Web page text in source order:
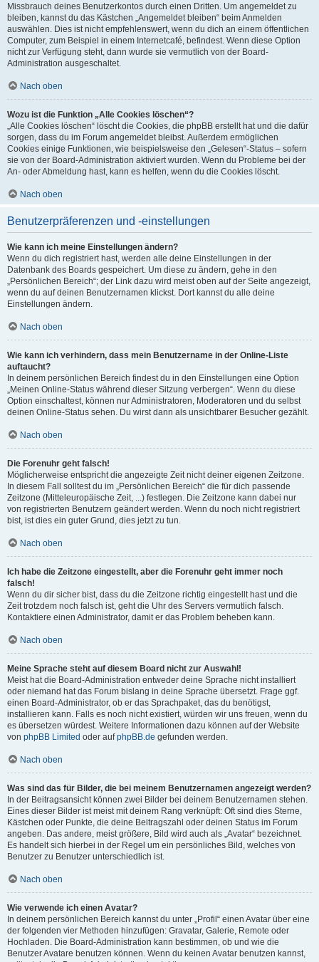
Missbrauch deines Benutzerkontos durch einen Dritten. Um angemeldet zu
bleiben, kannst du das Kästchen „Angemeldet bleiben“ beim Anmelden
auswählen. Dies ist nicht empfehlenswert, wenn du dich an einem öffentlichen
Computer, zum Beispiel in einem Internetcafé, befindest. Wenn diese Option
nicht zur Verfügung steht, dann wurde sie vermutlich von der Board-
Administration ausgeschaltet.
Nach oben
Wozu ist die Funktion „Alle Cookies löschen“?
„Alle Cookies löschen“ löscht die Cookies, die phpBB erstellt hat und die dafür
sorgen, dass du im Forum angemeldet bleibst. Außerdem ermöglichen
Cookies einige Funktionen, wie beispielsweise den „Gelesen“-Status – sofern
sie von der Board-Administration aktiviert wurden. Wenn du Probleme bei der
An- oder Abmeldung hast, kann es helfen, wenn du die Cookies löscht.
Nach oben
Benutzerpräferenzen und -einstellungen
Wie kann ich meine Einstellungen ändern?
Wenn du dich registriert hast, werden alle deine Einstellungen in der
Datenbank des Boards gespeichert. Um diese zu ändern, gehe in den
„Persönlichen Bereich“; der Link dazu wird meist oben auf der Seite angezeigt,
wenn du auf deinen Benutzernamen klickst. Dort kannst du alle deine
Einstellungen ändern.
Nach oben
Wie kann ich verhindern, dass mein Benutzername in der Online-Liste
auftaucht?
In deinem persönlichen Bereich findest du in den Einstellungen eine Option
„Meinen Online-Status während dieser Sitzung verbergen“. Wenn du diese
Option einschaltest, können nur Administratoren, Moderatoren und du selbst
deinen Online-Status sehen. Du wirst dann als unsichtbarer Besucher gezählt.
Nach oben
Die Forenuhr geht falsch!
Möglicherweise entspricht die angezeigte Zeit nicht deiner eigenen Zeitzone.
In diesem Fall solltest du im „Persönlichen Bereich“ die für dich passende
Zeitzone (Mitteleuropäische Zeit, ...) festlegen. Die Zeitzone kann dabei nur
von registrierten Benutzern geändert werden. Wenn du noch nicht registriert
bist, ist dies ein guter Grund, dies jetzt zu tun.
Nach oben
Ich habe die Zeitzone eingestellt, aber die Forenuhr geht immer noch
falsch!
Wenn du dir sicher bist, dass du die Zeitzone richtig eingestellt hast und die
Zeit trotzdem noch falsch ist, geht die Uhr des Servers vermutlich falsch.
Kontaktiere einen Administrator, damit er das Problem beheben kann.
Nach oben
Meine Sprache steht auf diesem Board nicht zur Auswahl!
Meist hat die Board-Administration entweder deine Sprache nicht installiert
oder niemand hat das Forum bislang in deine Sprache übersetzt. Frage ggf.
einen Board-Administrator, ob er das Sprachpaket, das du benötigst,
installieren kann. Falls es noch nicht existiert, würden wir uns freuen, wenn du
es übersetzen würdest. Weitere Informationen dazu können auf der Website
von phpBB Limited oder aufphpBB.de gefunden werden.
Nach oben
Was sind das für Bilder, die bei meinem Benutzernamen angezeigt werden?
In der Beitragsansicht können zwei Bilder bei deinem Benutzernamen stehen.
Eines dieser Bilder ist meist mit deinem Rang verknüpft: Oft sind dies Sterne,
Kästchen oder Punkte, die deine Beitragszahl oder deinen Status im Forum
angeben. Das andere, meist größere, Bild wird auch als „Avatar“ bezeichnet.
Es handelt sich hierbei in der Regel um ein persönliches Bild, welches von
Benutzer zu Benutzer unterschiedlich ist.
Nach oben
Wie verwende ich einen Avatar?
In deinem persönlichen Bereich kannst du unter „Profil“ einen Avatar über eine
der folgenden vier Methoden hinzufügen: Gravatar, Galerie, Remote oder
Hochladen. Die Board-Administration kann bestimmen, ob und wie die
Benutzer Avatare benutzen können. Wenn du keinen Avatar benutzen kannst,